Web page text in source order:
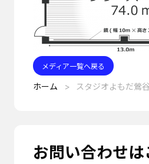
メディア一覧へ戻る
ホーム スタジオよもだ鶯
お問い合わせは